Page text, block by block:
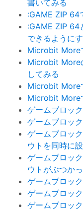
書いてみる
:GAME ZIP
:GAME ZIP
できるように
Microbit More
Microbit More
してみる
Microbit More
Microbit More
ゲームブロッ
ゲームブロッ
ゲームブロッ
ウトを同時に
ゲームブロッ
ウトがぶつか
ゲームブロッ
ゲームブロッ
ゲームブロッ